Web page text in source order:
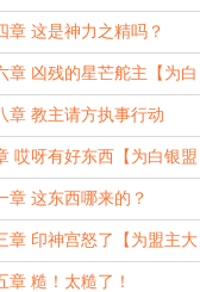
虫六号加更15】
章 这是神力之精吗？
章 凶残的星芒舵主【为白
虫六号加更17】
章 教主请方执事行动
哎呀有好东西【为白银盟
加更19（完毕）】
章 这东西哪来的？
章 印神宫怒了【为盟主大
章 糙！太糙了！